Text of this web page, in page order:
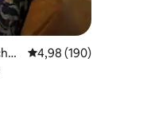
4,98 de uma avaliação
4,98 (190)